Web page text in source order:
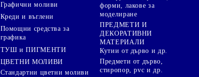
Графични моливи
Креди и въглени
Помощни средства за
графика
ТУШ и ПИГМЕНТИ
ЦВЕТНИ МОЛИВИ
Стандартни цветни моливи
форми, лакове за
моделиране
ПРЕДМЕТИ И
ДЕКОРАТИВНИ
МАТЕРИАЛИ
Кутии от дърво и др.
Предмети от дърво,
стиропор, pvc и др.